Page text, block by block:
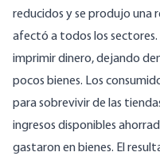
reducidos y se produjo una
afectó a todos los
imprimir dinero, dejando
pocos bienes. Los
para sobrevivir de las
ingresos disponibles
gastaron en bienes. El